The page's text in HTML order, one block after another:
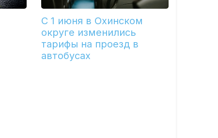
С 1 июня в Охинском
округе изменились
тарифы на проезд в
автобусах